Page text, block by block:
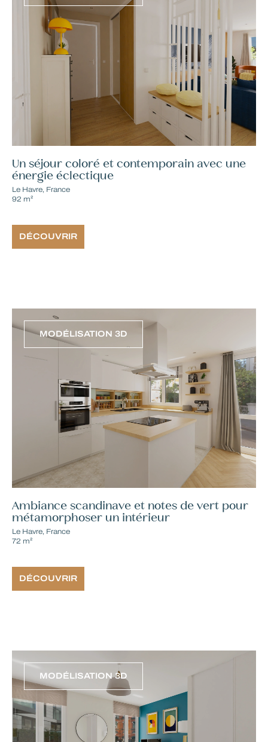
Un séjour coloré et contemporain avec une
énergie éclectique
Le Havre, France
92 m²
DÉCOUVRIR
MODÉLISATION 3D
RÉSULTAT FINAL
Ambiance scandinave et notes de vert pour
métamorphoser un intérieur
Le Havre, France
72 m²
DÉCOUVRIR
MODÉLISATION 3D
RÉSULTAT FINAL